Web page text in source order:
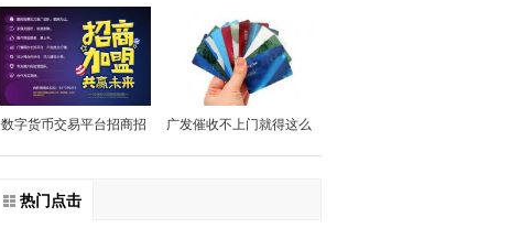
租赁心系用户始终如一
局长孙清浩一行到滕州农
商银行调研指导工作
数字货币交易平台招商招 广发催收不上门就得这么
热门点击